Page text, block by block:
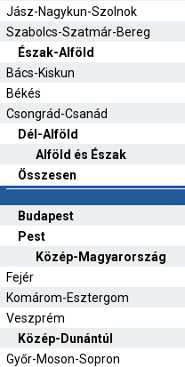
Jász-Nagykun-Szolnok
Szabolcs-Szatmár-Bereg
Észak-Alföld
Bács-Kiskun
Békés
Csongrád-Csanád
Dél-Alföld
Alföld és Észak
Összesen
Budapest
Pest
Közép-Magyarország
Fejér
Komárom-Esztergom
Veszprém
Közép-Dunántúl
Győr-Moson-Sopron